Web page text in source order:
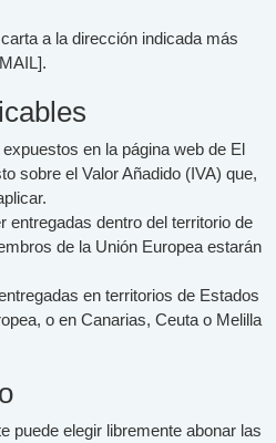
a la dirección indicada más
en la página web de El
sobre el Valor Añadido (IVA) que,
entregadas dentro del territorio de
de la Unión Europea estarán
en territorios de Estados
o en Canarias, Ceuta o Melilla
puede elegir libremente abonar las